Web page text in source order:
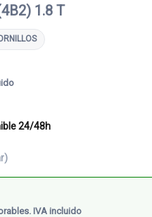
1.8 T
24/48h
IVA incluido